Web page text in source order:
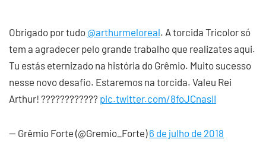
Obrigado por tudo @arthurmeloreal. A torcida Tricolor só
tem a agradecer pelo grande trabalho que realizates aqui.
Tu estás eternizado na história do Grêmio. Muito sucesso
nesse novo desafio. Estaremos na torcida. Valeu Rei
Arthur! ???????????? pic.twitter.com/8foJCnasII
— Grêmio Forte (@Gremio_Forte)6 de julho de 2018